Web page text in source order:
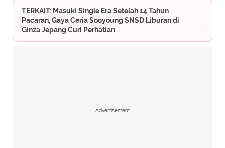
TERKAIT: Masuki Single Era Setelah 14 Tahun
Pacaran, Gaya Ceria Sooyoung SNSD Liburan di
Ginza Jepang Curi Perhatian
Advertisement